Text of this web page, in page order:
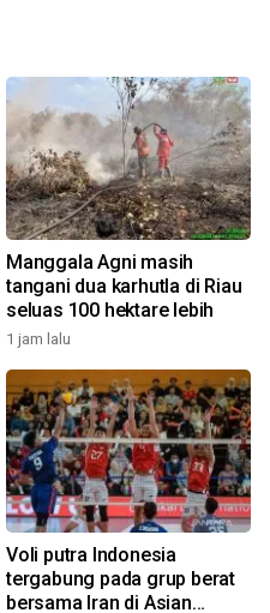
Manggala Agni masih
tangani dua karhutla di Riau
seluas 100 hektare lebih
1 jam lalu
Voli putra Indonesia
tergabung pada grup berat
bersama Iran di Asian